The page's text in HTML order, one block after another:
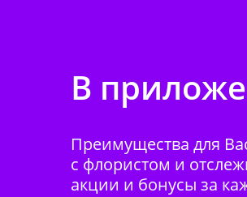
В
Преимущества для
с флористом и
акции и бонусы за